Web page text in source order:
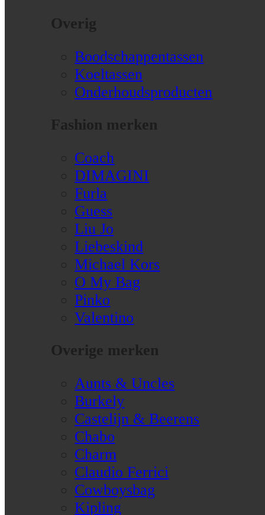
Overig
Boodschappentassen
Koeltassen
Onderhoudsproducten
Fashion merken
Coach
DIMAGINI
Furla
Guess
Liu Jo
Liebeskind
Michael Kors
O My Bag
Pinko
Valentino
Overige merken
Aunts & Uncles
Burkely
Castelijn & Beerens
Chabo
Charm
Claudio Ferrici
Cowboysbag
Kipling